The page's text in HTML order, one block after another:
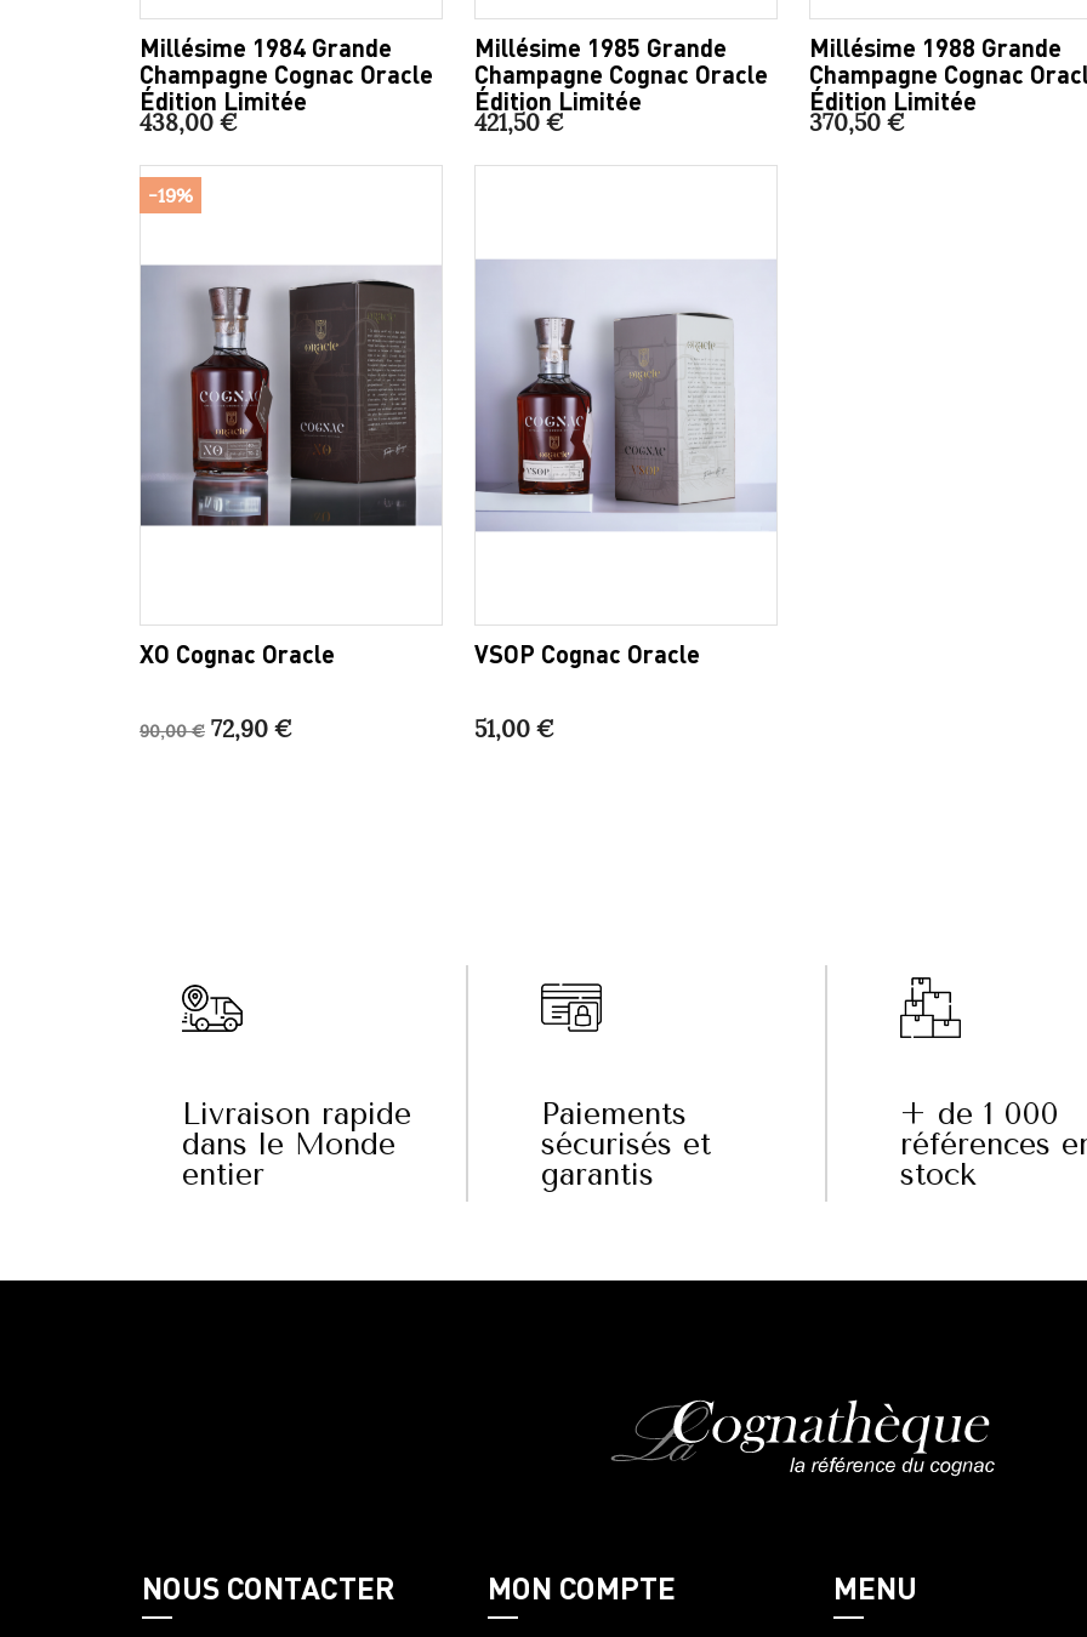
Millésime 1984 Grande
Champagne Cognac Oracle
Édition Limitée
438,00 €
Millésime 1985 Grande
Champagne Cognac Oracle
Édition Limitée
421,50 €
Millésime 1988 Grande
Champagne Cognac
Édition Limitée
370,50 €
XO Cognac Oracle
90,00 € 72,90 €
-19%
VSOP Cognac Oracle
51,00 €
Livraison rapide
dans le Monde
entier
Paiements
sécurisés et
garantis
+ de 1 000
références
stock
NOUS CONTACTER MON COMPTE MENU